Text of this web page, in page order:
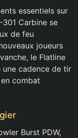
essentiels sur
Carbine se
de feu
joueurs
le Flatline
cadence de tir
combat
Burst PDW,